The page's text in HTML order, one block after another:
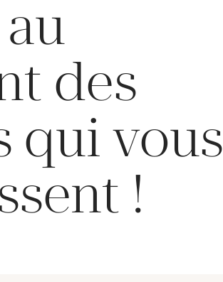
des
qui vous
!